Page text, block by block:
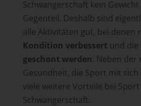
Schwangerschaft kein
Gegenteil. Deshalb sind
alle Aktivitäten gut, bei denen
Kondition verbessert und die
geschont werden. Neben der
Gesundheit, die Sport mit
viele weitere Vorteile bei
Schwangerschaft.